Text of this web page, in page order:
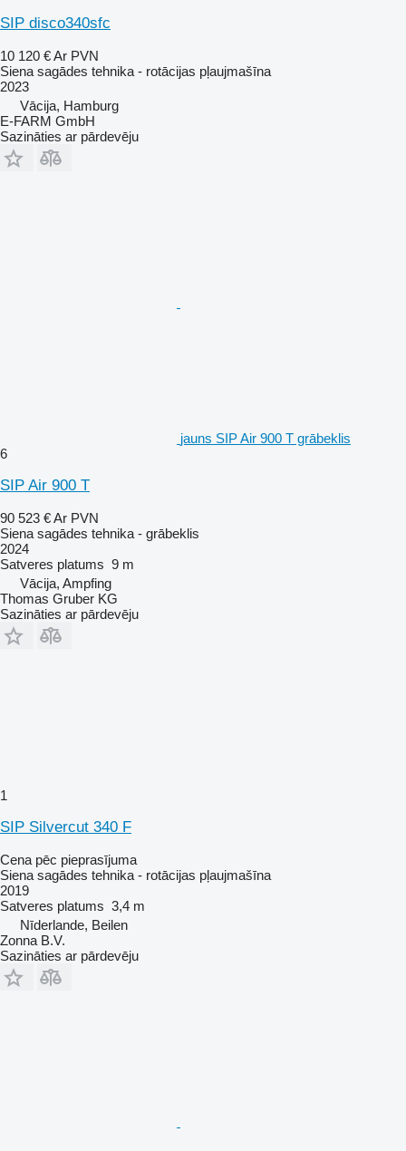
SIP disco340sfc
10 120 €Ar PVN
Siena sagādes tehnika - rotācijas pļaujmašīna
2023
Vācija, Hamburg
E-FARM GmbH
Sazināties ar pārdevēju
jauns SIP Air 900 T grābeklis
6
SIP Air 900 T
90 523 €Ar PVN
Siena sagādes tehnika - grābeklis
2024
Satveres platums 9 m
Vācija, Ampfing
Thomas Gruber KG
Sazināties ar pārdevēju
1
SIP Silvercut 340 F
Cena pēc pieprasījuma
Siena sagādes tehnika - rotācijas pļaujmašīna
2019
Satveres platums 3,4 m
Nīderlande, Beilen
Zonna B.V.
Sazināties ar pārdevēju